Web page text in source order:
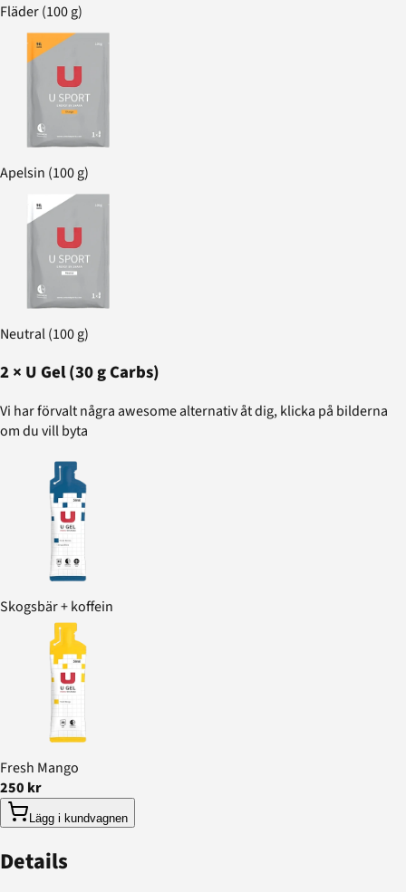
Fläder (100 g)
Apelsin (100 g)
Neutral (100 g)
2× U Gel (30 g Carbs)
Vi har förvalt några awesome alternativ åt dig, klicka på bilderna
om du vill byta
Skogsbär + koffein
Fresh Mango
250 kr
Lägg i kundvagnen
Details